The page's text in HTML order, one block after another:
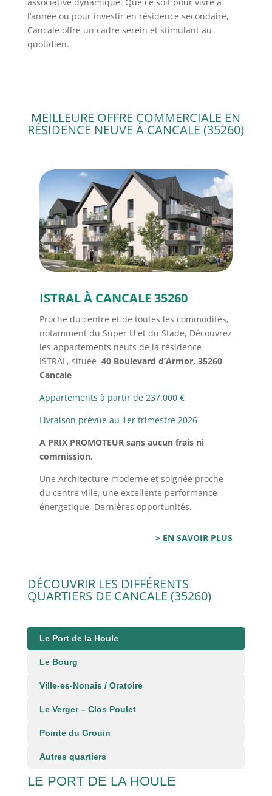
l’année ou pour investir en résidence secondaire,
Cancale offre un cadre serein et stimulant au
quotidien.
MEILLEURE OFFRE COMMERCIALE EN
RÉSIDENCE NEUVE À CANCALE (35260)
ISTRAL À CANCALE 35260
Proche du centre et de toutes les commodités,
notamment du Super U et du Stade, Découvrez
les appartements neufs de la résidence
ISTRAL, située
Rue Sœur Joséphine
35270 COMBOUR
40 Boulevard d’Armor, 35260
Cancale
Rue Sœur Joséphine
35270 COMBOURG
Appartements à partir de 237.000 €
Livraison prévue au 1er trimestre 2026
A PRIX PROMOTEUR sans aucun frais ni
commission.
Une Architecture moderne et soignée proche
du centre ville, une excellente performance
énergetique. Dernières opportunités.
> EN SAVOIR PLUS
DÉCOUVRIR LES DIFFÉRENTS
QUARTIERS DE CANCALE (35260)
Le Port de la Houle
Le Bourg
Ville-es-Nonais / Oratoire
Le Verger – Clos Poulet
Pointe du Grouin
Autres quartiers
LE PORT DE LA HOULE